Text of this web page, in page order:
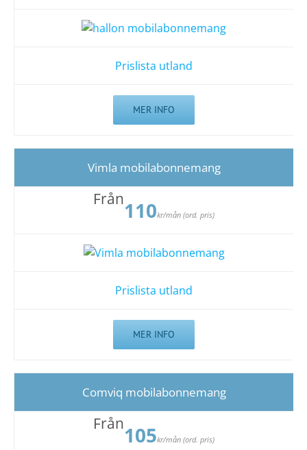
Prislista utland
MER INFO
Vimla mobilabonnemang
Från110kr/mån (ord. pris)
Prislista utland
MER INFO
Comviq mobilabonnemang
Från105kr/mån (ord. pris)